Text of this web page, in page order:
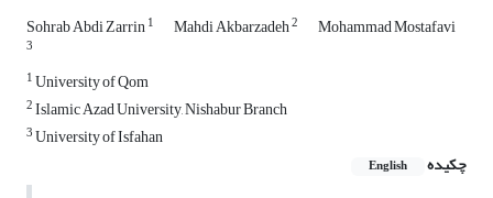
Sohrab Abdi Zarrin1 Mahdi Akbarzadeh2 Mohammad Mostafavi
3
1University of Qom
2Islamic Azad University, Nishabur Branch
3University of Isfahan
چکیده
English